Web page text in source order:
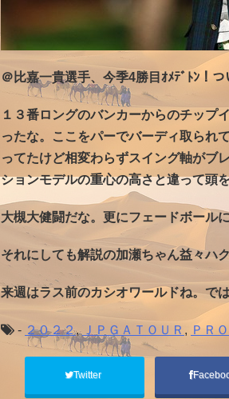
＠比嘉一貴選手、今季4勝目ｵﾒﾃﾞﾄﾝ！
１３番ロングのバンカーからのチップ
ったな。ここをパーでバーディ取られ
ってたけど相変わらずスイング軸がブ
ションモデルの重心の高さと違って頭
大槻大健闘だな。更にフェードボール
それにしても解説の加瀬ちゃん益々ハ
来週はラス前のカシオワールドね。で
- ２０２２, ＪＰＧＡＴＯＵＲ , ＰＲ
Twitter